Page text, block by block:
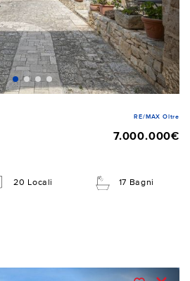
RE/MAX Oltre
7.000.000€
20 Locali 17 Bagni